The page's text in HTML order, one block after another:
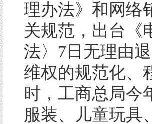
理办法》和网络
关规范，出台《
法〉7日无理由
维权的规范化、
时，工商总局今
服装、儿童玩具